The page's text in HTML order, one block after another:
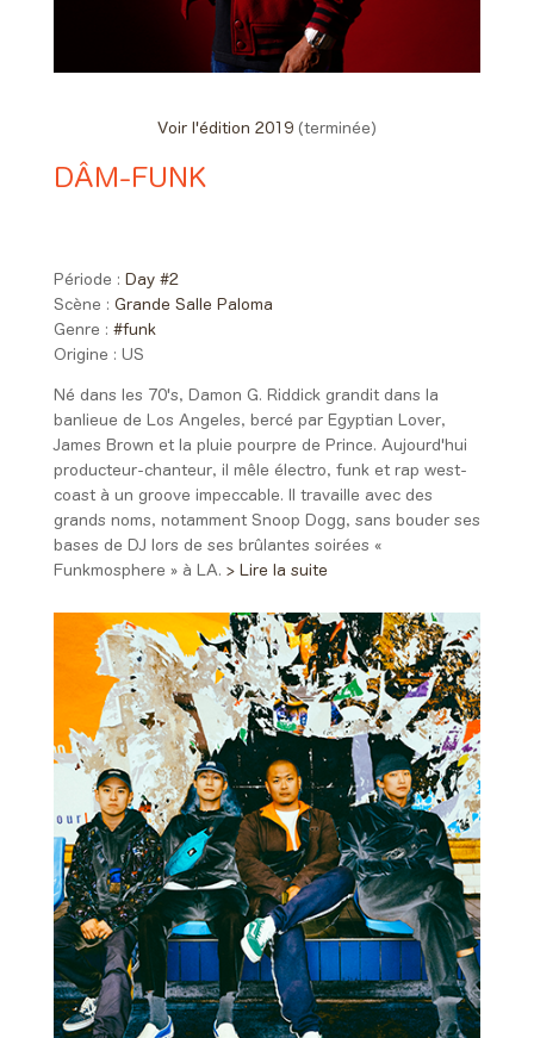
Voir l'édition 2019 (terminée)
DÂM-FUNK
Période : Day #2
Scène : Grande Salle Paloma
Genre : #funk
Origine : US
Né dans les 70's, Damon G. Riddick grandit dans la
banlieue de Los Angeles, bercé par Egyptian Lover,
James Brown et la pluie pourpre de Prince. Aujourd'hui
producteur-chanteur, il mêle électro, funk et rap west-
coast à un groove impeccable. Il travaille avec des
grands noms, notamment Snoop Dogg, sans bouder ses
bases de DJ lors de ses brûlantes soirées «
Funkmosphere » à LA. > Lire la suite